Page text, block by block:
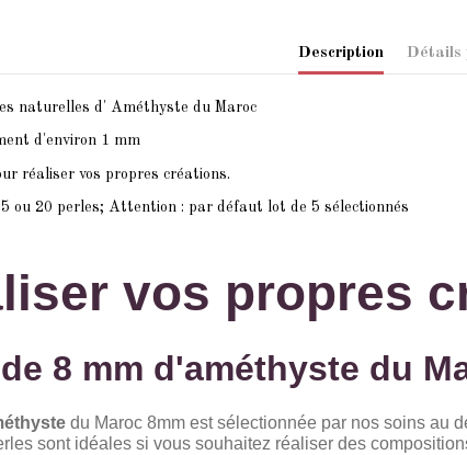
Description Détails
naturelles d' Améthyste du Maroc
d'environ 1 mm
réaliser vos propres créations.
ou 20 perles; Attention : par défaut lot de 5 sélectionnés
vos propres
8 mm d'améthyste du
du Maroc 8mm est sélectionnée par nos soins au
sont idéales si vous souhaitez réaliser des